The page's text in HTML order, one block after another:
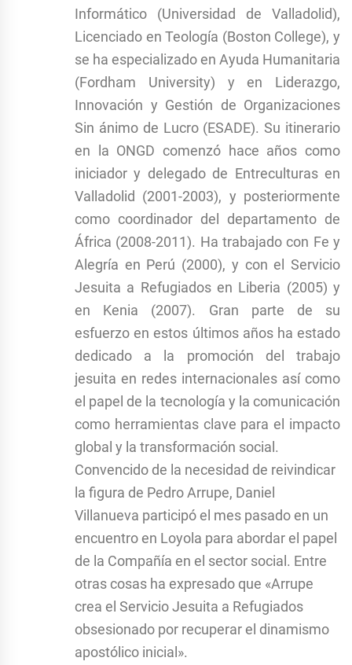
Informático (Universidad de Valladolid),
Licenciado en Teología (Boston College), y
se ha especializado en Ayuda Humanitaria
(Fordham University) y en Liderazgo,
Innovación y Gestión de Organizaciones
Sin ánimo de Lucro (ESADE). Su itinerario
en la ONGD comenzó hace años como
iniciador y delegado de Entreculturas en
Valladolid (2001-2003), y posteriormente
como coordinador del departamento de
África (2008-2011). Ha trabajado con Fe y
Alegría en Perú (2000), y con el Servicio
Jesuita a Refugiados en Liberia (2005) y
en Kenia (2007). Gran parte de su
esfuerzo en estos últimos años ha estado
dedicado a la promoción del trabajo
jesuita en redes internacionales así como
el papel de la tecnología y la comunicación
como herramientas clave para el impacto
global y la transformación social.
Convencido de la necesidad de reivindicar
la figura de Pedro Arrupe, Daniel
Villanueva participó el mes pasado en un
encuentro en Loyola para abordar el papel
de la Compañía en el sector social. Entre
otras cosas ha expresado que «Arrupe
crea el Servicio Jesuita a Refugiados
obsesionado por recuperar el dinamismo
apostólico inicial».